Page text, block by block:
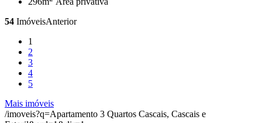
54 ImóveisAnterior
1
2
3
4
5
Mais imóveis
/imoveis?q=Apartamento 3 Quartos Cascais, Cascais e